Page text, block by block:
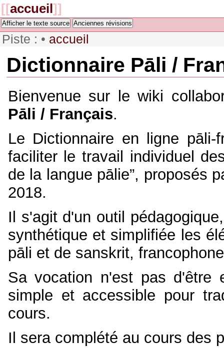
[[accueil ]]
Afficher le texte source Anciennes révisions
Piste : • accueil
Dictionnaire Pāli /
Bienvenue sur le wiki
Pāli / Français.
Le Dictionnaire en ligne
faciliter le travail individuel
de la langue pālie”, proposés
2018.
Il s'agit d'un outil
synthétique et simplifiée les
pāli et de sanskrit,
Sa vocation n'est pas d'être
simple et accessible pour
cours.
Il sera complété au cours des